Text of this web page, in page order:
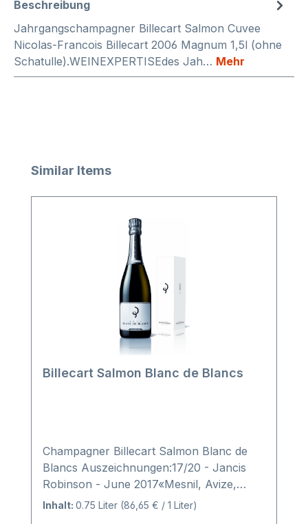
Beschreibung
Jahrgangschampagner Billecart Salmon Cuvee
Nicolas-Francois Billecart 2006 Magnum 1,5l (ohne
Schatulle).WEINEXPERTISEdes Jah… Mehr
Produktgalerie überspringen
Similar Items
Billecart Salmon Blanc de Blancs
Champagner Billecart Salmon Blanc de
Blancs Auszeichnungen:17/20 - Jancis
Robinson - June 2017«Mesnil, Avize,
Cramant, Chouilly. No oak fermentation.
Inhalt: 0.75 Liter (86,65 € / 1 Liter)